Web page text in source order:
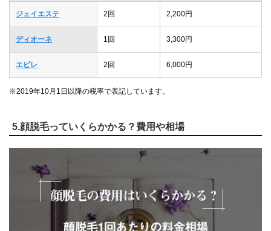
ジェイエステ 2回 2,200円
ディオーネ 1回 3,300円
エピレ 2回 6,000円
※2019年10月1日以降の税率で表記しています。
5.顔脱毛っていくらかかる？費用や相場